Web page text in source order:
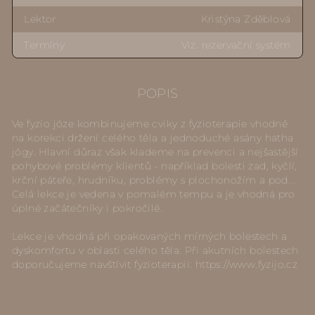
Lektor Kristýna Zděblová
Termíny Viz. rezervační systém
POPIS
Ve fyzio józe kombinujeme cviky z fyzioterapie vhodné
na korekci držení celého těla a jednoduché asány hatha
jógy. Hlavní důraz však klademe na prevenci a nejšastější
pohybové problémy klientů - například bolesti zad, kyčlí,
krční páteře, hrudníku, problémy s plochonožím a pod...
Celá lekce je vedena v pomalém tempu a je vhodná pro
úplné začátečníky i pokročilé.
Lekce je vhodná při opakovaných mírných bolestech a
dyskomfortu v oblasti celého těla. Při akutních bolestech
doporučujeme navštívit fyzioterapii: https://www.fyzijo.cz